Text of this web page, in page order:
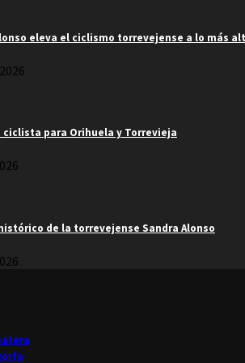
eleva el ciclismo torrevejense a lo más
ciclista para Orihuela y Torrevieja
de la torrevejense Sandra Alonso